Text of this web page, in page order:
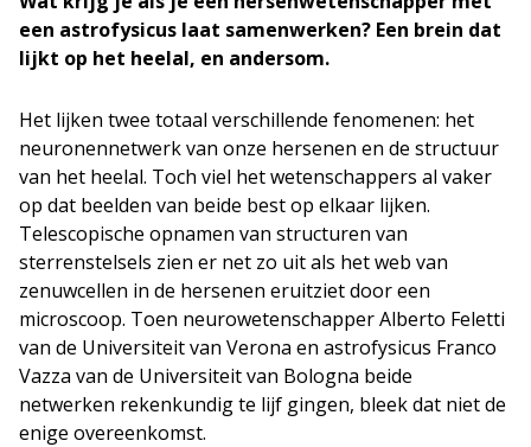
een astrofysicus laat samenwerken? Een brein dat
lijkt op het heelal, en andersom.
Het lijken twee totaal verschillende fenomenen: het
neuronennetwerk van onze hersenen en de structuur
van het heelal. Toch viel het wetenschappers al vaker
op dat beelden van beide best op elkaar lijken.
Telescopische opnamen van structuren van
sterrenstelsels zien er net zo uit als het web van
zenuwcellen in de hersenen eruitziet door een
microscoop. Toen neurowetenschapper Alberto Feletti
van de Universiteit van Verona en astrofysicus Franco
Vazza van de Universiteit van Bologna beide
netwerken rekenkundig te lijf gingen, bleek dat niet de
enige overeenkomst.